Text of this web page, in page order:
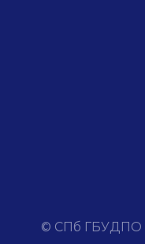
© СПб ГБУДПО